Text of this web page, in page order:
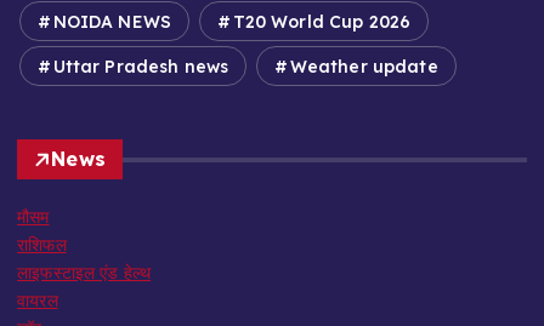
NOIDA NEWS T20 World Cup 2026
Uttar Pradesh news Weather update
News
मौसम
राशिफल
लाइफस्टाइल एंड हेल्थ
वायरल